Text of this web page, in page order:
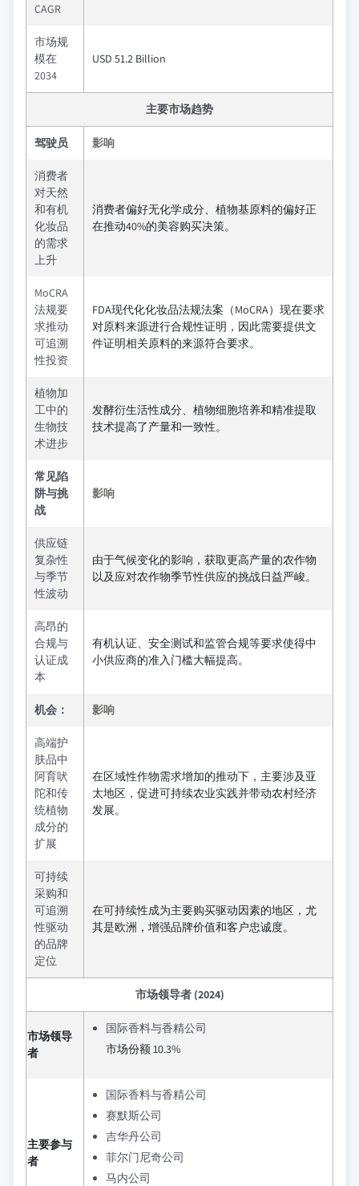
CAGR
市场规
模在
2034
USD 51.2 Billion
主要市场趋势
驾驶员 影响
消费者
对天然
和有机
化妆品
的需求
上升
消费者偏好无化学成分、植物基原料的偏好正
在推动40%的美容购买决策。
MoCRA
法规要
求推动
可追溯
性投资
FDA现代化化妆品法规法案（MoCRA）现在要求
对原料来源进行合规性证明，因此需要提供文
件证明相关原料的来源符合要求。
植物加
工中的
生物技
术进步
发酵衍生活性成分、植物细胞培养和精准提取
技术提高了产量和一致性。
常见陷
阱与挑
战
影响
供应链
复杂性
与季节
性波动
由于气候变化的影响，获取更高产量的农作物
以及应对农作物季节性供应的挑战日益严峻。
高昂的
合规与
认证成
本
有机认证、安全测试和监管合规等要求使得中
小供应商的准入门槛大幅提高。
机会： 影响
高端护
肤品中
阿育吠
陀和传
统植物
成分的
扩展
在区域性作物需求增加的推动下，主要涉及亚
太地区，促进可持续农业实践并带动农村经济
发展。
可持续
采购和
可追溯
性驱动
的品牌
定位
在可持续性成为主要购买驱动因素的地区，尤
其是欧洲，增强品牌价值和客户忠诚度。
市场领导者 (2024)
市场领导
者
国际香料与香精公司
市场份额 10.3%
主要参与
者
国际香料与香精公司
赛默斯公司
吉华丹公司
菲尔门尼奇公司
马内公司